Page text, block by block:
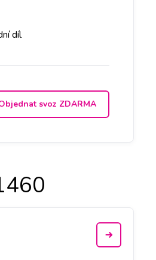
díl
svoz ZDARMA